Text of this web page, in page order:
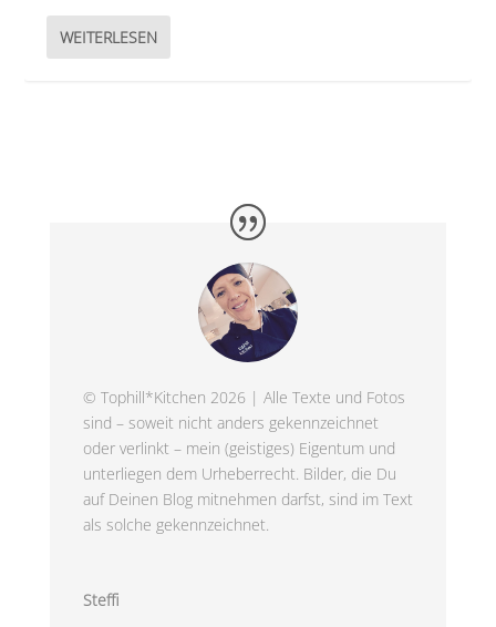
WEITERLESEN
© Tophill*Kitchen 2026 | Alle Texte und Fotos
sind – soweit nicht anders gekennzeichnet
oder verlinkt – mein (geistiges) Eigentum und
unterliegen dem Urheberrecht. Bilder, die Du
auf Deinen Blog mitnehmen darfst, sind im Text
als solche gekennzeichnet.
Steffi